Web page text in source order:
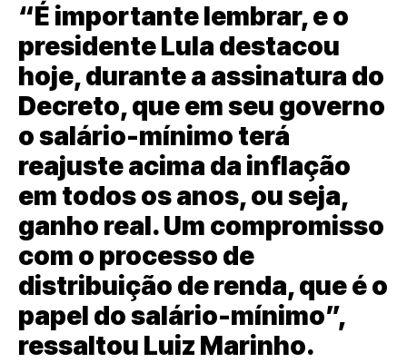
“É importante lembrar, e o
presidente Lula destacou
hoje, durante a assinatura do
Decreto, que em seu governo
o salário-mínimo terá
reajuste acima da inflação
em todos os anos, ou seja,
ganho real. Um compromisso
com o processo de
distribuição de renda, que é o
papel do salário-mínimo”,
ressaltou Luiz Marinho.